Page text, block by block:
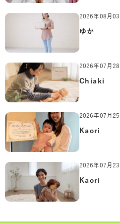
2026年08月03
ゆか
2026年07月28
Chiaki
2026年07月25
Kaori
2026年07月23
Kaori